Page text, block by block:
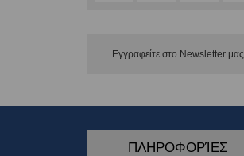
Εγγραφείτε στο Νewsletter μας
ΠΛΗΡΟΦΟΡΊΕΣ